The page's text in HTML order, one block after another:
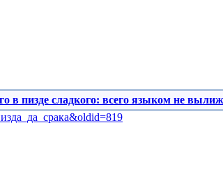
в пизде сладкого: всего языком не